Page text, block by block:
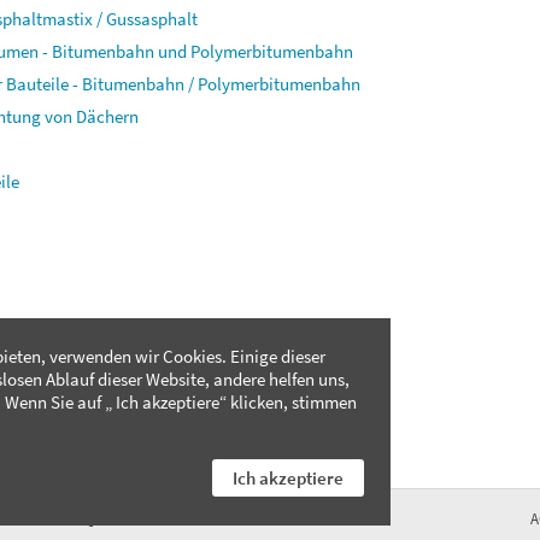
/ Gussasphalt
- Bitumenbahn und Polymerbitumenbahn
- Bitumenbahn / Polymerbitumenbahn
von Dächern
verwenden wir Cookies. Einige dieser
Ablauf dieser Website, andere helfen uns,
Sie auf „ Ich akzeptiere“ klicken, stimmen
Ich akzeptiere